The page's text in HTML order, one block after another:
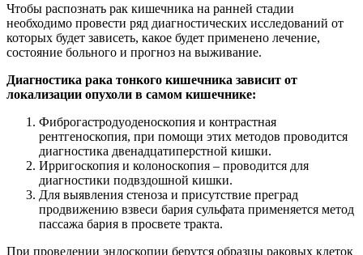
Чтобы распознать рак кишечника на ранней стадии
необходимо провести ряд диагностических исследований от
которых будет зависеть, какое будет применено лечение,
состояние больного и прогноз на выживание.
Диагностика рака тонкого кишечника зависит от
локализации опухоли в самом кишечнике:
Фиброгастродуоденоскопия и контрастная
рентгеноскопия, при помощи этих методов проводится
диагностика двенадцатиперстной кишки.
Ирригоскопия и колоноскопия – проводится для
диагностики подвздошной кишки.
Для выявления стеноза и присутствие преград
продвижению взвеси бария сульфата применяется метод
пассажа бария в просвете тракта.
При проведении эндоскопии берутся образцы раковых клеток